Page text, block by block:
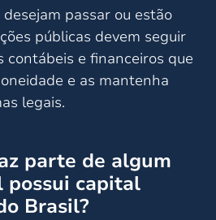
passar ou estão
públicas devem seguir
contábeis e financeiros que
e as mantenha
legais.
parte de algum
possui capital
Brasil?